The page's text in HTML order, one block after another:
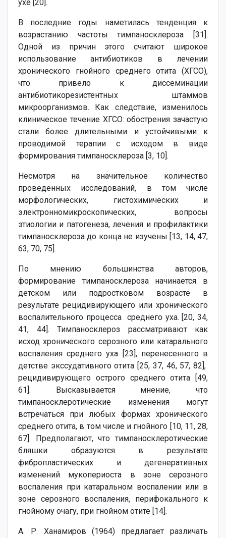
ухе [20].
В последние годы наметилась тенденция к
возрастанию частоты тимпаносклероза [31].
Одной из причин этого считают широкое
использование антибиотиков в лечении
хронического гнойного среднего отита (ХГСО),
что привело к диссеминации
антибиотикорезистентных штаммов
микроорганизмов. Как следствие, изменилось
клиническое течение ХГСО: обострения зачастую
стали более длительными и устойчивыми к
проводимой терапии с исходом в виде
формирования тимпаносклероза [3, 10].
Несмотря на значительное количество
проведенных исследований, в том числе
морфологических, гистохимических и
электронномикроскопических, вопросы
этиологии и патогенеза, лечения и профилактики
тимпаносклероза до конца не изучены [13, 14, 47,
63, 70, 75].
По мнению большинства авторов,
формирование тимпаносклероза начинается в
детском или подростковом возрасте в
результате рецидивирующего или хронического
воспалительного процесса среднего уха. [20, 34,
41, 44]. Тимпаносклероз рассматривают как
исход хронического серозного или катарального
воспаления среднего уха [23], перенесенного в
детстве экссудативного отита [25, 37, 46, 57, 82],
рецидивирующего острого среднего отита [49,
61]. Высказывается мнение, что
тимпаносклеротические изменения могут
встречаться при любых формах хронического
среднего отита, в том числе и гнойного [10, 11, 28,
67]. Предполагают, что тимпаносклеротические
бляшки образуются в результате
фибропластических и дегенеративных
изменений мукопериоста в зоне серозного
воспаления при катаральном воспалении или в
зоне серозного воспаления, перифокального к
гнойному очагу, при гнойном отите [14].
А. Р. Ханамиров (1964) предлагает различать